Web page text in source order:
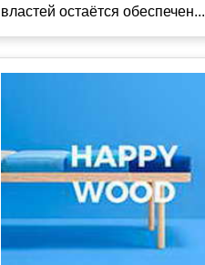
властей остаётся обеспечен...